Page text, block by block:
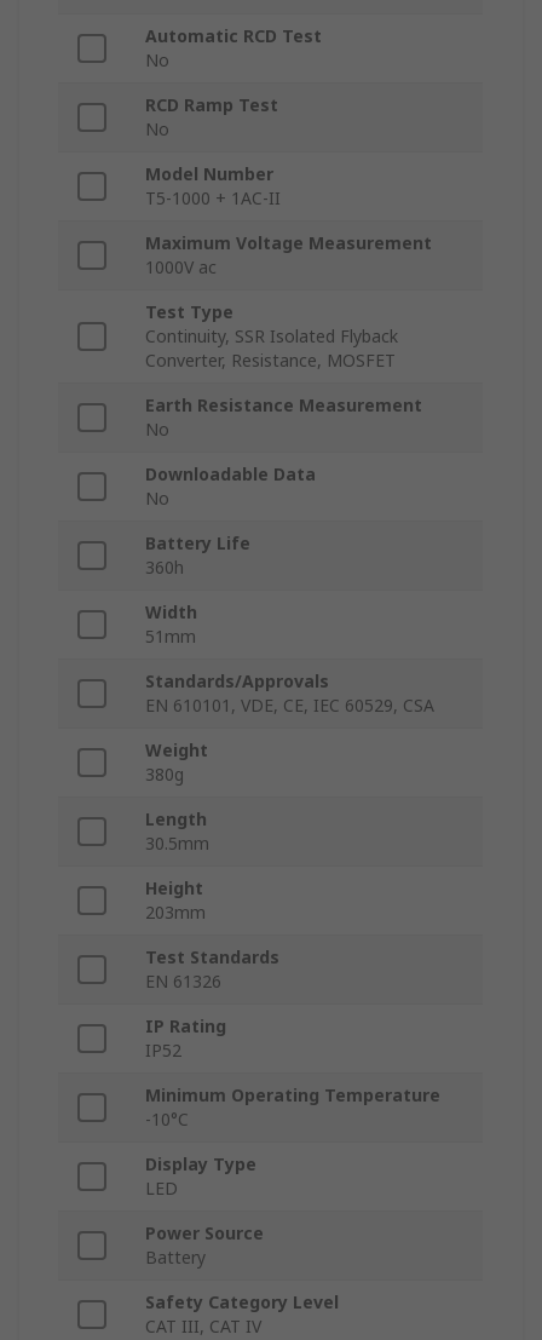
Automatic RCD Test
No
RCD Ramp Test
No
Model Number
T5-1000 + 1AC-II
Maximum Voltage Measurement
1000V ac
Test Type
Continuity, SSR Isolated Flyback
Converter, Resistance, MOSFET
Earth Resistance Measurement
No
Downloadable Data
No
Battery Life
360h
Width
51mm
Standards/Approvals
EN 610101, VDE, CE, IEC 60529, CSA
Weight
380g
Length
30.5mm
Height
203mm
Test Standards
EN 61326
IP Rating
IP52
Minimum Operating Temperature
-10°C
Display Type
LED
Power Source
Battery
Safety Category Level
CAT III, CAT IV